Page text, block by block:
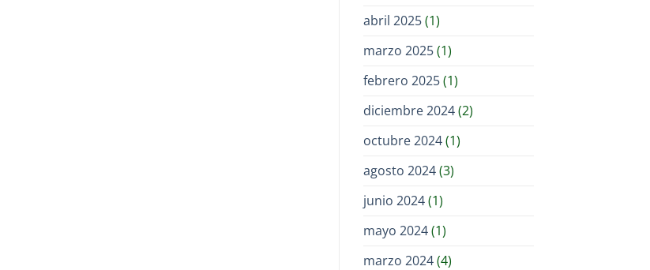
abril 2025(1)
marzo 2025(1)
febrero 2025(1)
diciembre 2024(2)
octubre 2024(1)
agosto 2024(3)
junio 2024(1)
mayo 2024(1)
marzo 2024(4)